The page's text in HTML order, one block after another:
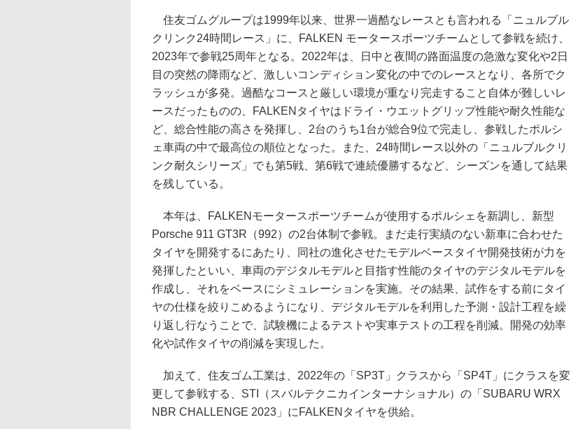
住友ゴムグループは1999年以来、世界一過酷なレースとも言われる「ニュルブル
クリンク24時間レース」に、FALKEN モータースポーツチームとして参戦を続け、
2023年で参戦25周年となる。2022年は、日中と夜間の路面温度の急激な変化や2日
目の突然の降雨など、激しいコンディション変化の中でのレースとなり、各所でク
ラッシュが多発。過酷なコースと厳しい環境が重なり完走すること自体が難しいレ
ースだったものの、FALKENタイヤはドライ・ウエットグリップ性能や耐久性能な
ど、総合性能の高さを発揮し、2台のうち1台が総合9位で完走し、参戦したポルシ
ェ車両の中で最高位の順位となった。また、24時間レース以外の「ニュルブルクリ
ンク耐久シリーズ」でも第5戦、第6戦で連続優勝するなど、シーズンを通して結果
を残している。
本年は、FALKENモータースポーツチームが使用するポルシェを新調し、新型
Porsche 911 GT3R（992）の2台体制で参戦。まだ走行実績のない新車に合わせた
タイヤを開発するにあたり、同社の進化させたモデルベースタイヤ開発技術が力を
発揮したといい、車両のデジタルモデルと目指す性能のタイヤのデジタルモデルを
作成し、それをベースにシミュレーションを実施。その結果、試作をする前にタイ
ヤの仕様を絞りこめるようになり、デジタルモデルを利用した予測・設計工程を繰
り返し行なうことで、試験機によるテストや実車テストの工程を削減。開発の効率
化や試作タイヤの削減を実現した。
加えて、住友ゴム工業は、2022年の「SP3T」クラスから「SP4T」にクラスを変
更して参戦する、STI（スバルテクニカインターナショナル）の「SUBARU WRX
NBR CHALLENGE 2023」にFALKENタイヤを供給。